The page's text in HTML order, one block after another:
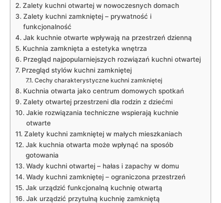
Zalety kuchni otwartej w nowoczesnych domach
Zalety kuchni zamkniętej – prywatność i
funkcjonalność
Jak kuchnie otwarte wpływają na przestrzeń dzienną
Kuchnia zamknięta a estetyka wnętrza
Przegląd najpopularniejszych rozwiązań kuchni otwartej
Przegląd stylów kuchni zamkniętej
Cechy charakterystyczne kuchni zamkniętej
Kuchnia otwarta jako centrum domowych spotkań
Zalety otwartej przestrzeni dla rodzin z dziećmi
Jakie rozwiązania techniczne wspierają kuchnie
otwarte
Zalety kuchni zamkniętej w małych mieszkaniach
Jak kuchnia otwarta może wpłynąć na sposób
gotowania
Wady kuchni otwartej – hałas i zapachy w domu
Wady kuchni zamkniętej – ograniczona przestrzeń
Jak urządzić funkcjonalną kuchnię otwartą
Jak urządzić przytulną kuchnię zamkniętą